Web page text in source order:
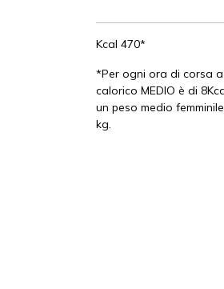
Kcal 470*
*Per ogni ora di corsa
calorico MEDIO è di
un peso medio
kg.